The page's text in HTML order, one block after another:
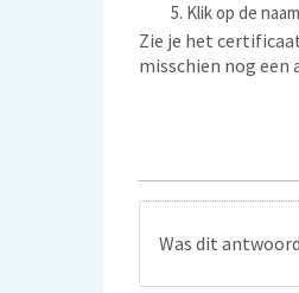
Klik op de
Zie je het
misschien nog een
Was dit